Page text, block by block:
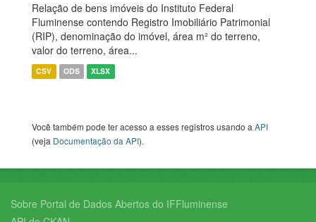
Relação de bens imóveis do Instituto Federal
Fluminense contendo Registro Imobiliário Patrimonial
(RIP), denominação do imóvel, área m² do terreno,
valor do terreno, área...
CSV ODS XLSX
Você também pode ter acesso a esses registros usando aAPI
(veja Documentação da API).
Sobre Portal de Dados Abertos do IFFluminense